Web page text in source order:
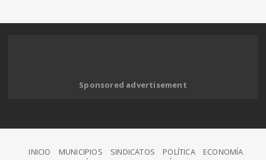
Sponsored advertisement
INICIO MUNICIPIOS SINDICATOS POLÍTICA
ECONOMÍA